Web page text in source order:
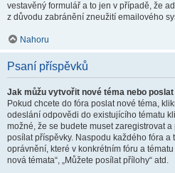
vestavěný formulář a to jen v případě, že
z důvodu zabránění zneužití emailového
Nahoru
Psaní příspěvků
Jak můžu vytvořit nové téma nebo
Pokud chcete do fóra poslat nové téma,
odeslání odpovědi do existujícího tématu
možné, že se budete muset zaregistrovat
posílat příspěvky. Naspodu každého fóra a
oprávnění, které v konkrétním fóru a
nová témata“, „Můžete posílat přílohy“ atd.